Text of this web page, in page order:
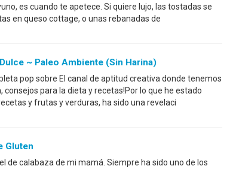
es cuando te apetece. Si quiere lujo, las tostadas se
en queso cottage, o unas rebanadas de
~ Paleo Ambiente (sin Harina)
pop sobre El canal de aptitud creativa donde tenemos
consejos para la dieta y recetas!Por lo que he estado
y frutas y verduras, ha sido una revelaci
Gluten
de calabaza de mi mamá. Siempre ha sido uno de los